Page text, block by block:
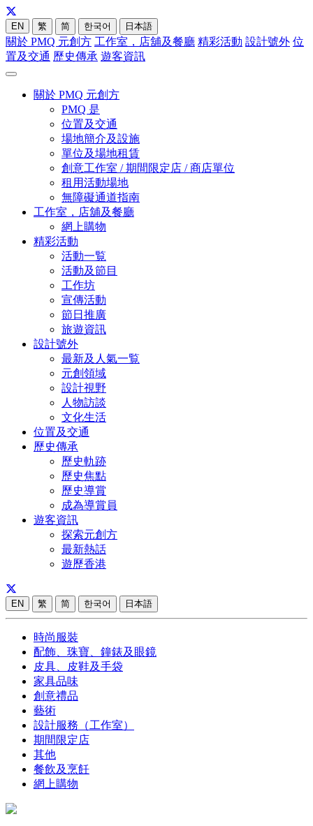
EN 繁 简 한국어 日本語
關於 PMQ 元創方 工作室，店舖及餐廳 精彩活動 設計號外 位
置及交通 歷史傳承 遊客資訊
關於 PMQ 元創方
PMQ 是
位置及交通
場地簡介及設施
單位及場地租賃
創意工作室 / 期間限定店 / 商店單位
租用活動場地
無障礙通道指南
工作室，店舖及餐廳
網上購物
精彩活動
活動一覧
活動及節目
工作坊
宣傳活動
節日推廣
旅遊資訊
設計號外
最新及人氣一覧
元創領域
設計視野
人物訪談
文化生活
位置及交通
歷史傳承
歷史軌跡
歷史焦點
歷史導賞
成為導賞員
遊客資訊
探索元創方
最新熱話
遊歷香港
EN 繁 简 한국어 日本語
時尚服裝
配飾、珠寶、鐘錶及眼鏡
皮具、皮鞋及手袋
家具品味
創意禮品
藝術
設計服務（工作室）
期間限定店
其他
餐飲及烹飪
網上購物